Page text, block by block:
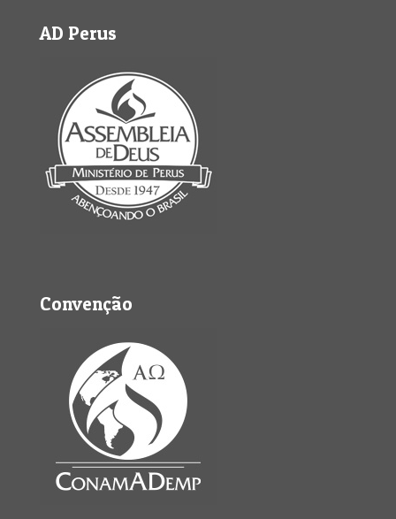
AD Perus
Convenção